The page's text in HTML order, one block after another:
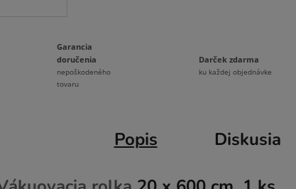
Garancia
doručenia
nepoškodeného
tovaru
Darček zdarma
ku každej objednávke
Popis Diskusia